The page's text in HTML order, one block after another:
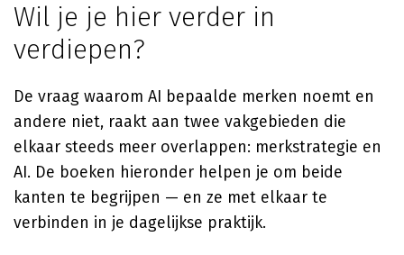
Wil je je hier verder in
verdiepen?
De vraag waarom AI bepaalde merken noemt en
andere niet, raakt aan twee vakgebieden die
elkaar steeds meer overlappen: merkstrategie en
AI. De boeken hieronder helpen je om beide
kanten te begrijpen — en ze met elkaar te
verbinden in je dagelijkse praktijk.